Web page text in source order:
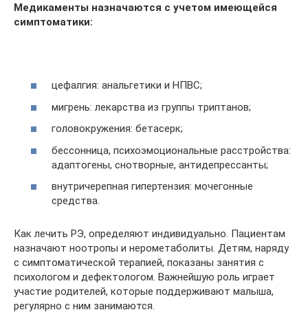
Медикаменты назначаются с учетом имеющейся
симптоматики:
цефалгия: анальгетики и НПВС;
мигрень: лекарства из группы триптанов;
головокружения: бетасерк;
бессонница, психоэмоциональные расстройства:
адаптогены, снотворные, антидепрессанты;
внутричерепная гипертензия: мочегонные
средства.
Как лечить РЭ, определяют индивидуально. Пациентам
назначают ноотропы и нерометаболиты. Детям, наряду
с симптоматической терапией, показаны занятия с
психологом и дефектологом. Важнейшую роль играет
участие родителей, которые поддерживают малыша,
регулярно с ним занимаются.